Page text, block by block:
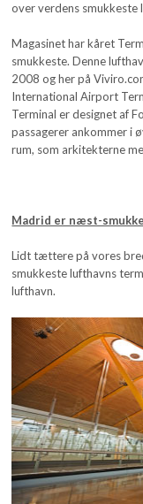
over verdens smukkeste
Magasinet har kåret
smukkeste. Denne
2008 og her på
International Airport
Terminal er designet af
passagerer ankommer i
rum, som arkitekterne
Madrid er næst-
Lidt tættere på vores
smukkeste lufthavns
lufthavn.